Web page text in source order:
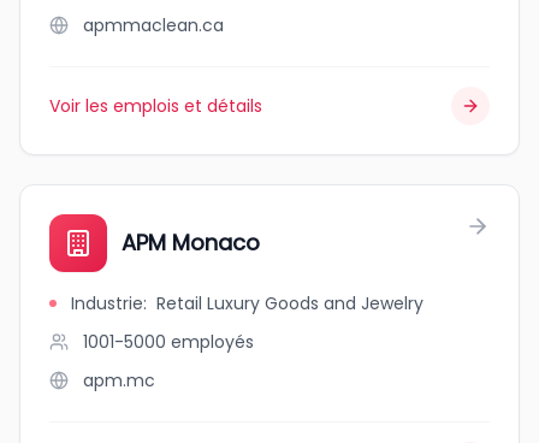
apmmaclean.ca
Voir les emplois et détails
APM Monaco
Industrie: Retail Luxury Goods and Jewelry
1001-5000 employés
apm.mc